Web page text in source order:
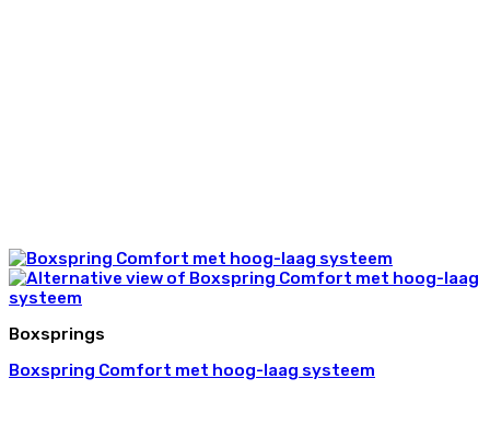
Boxsprings
Boxspring Comfort met hoog-laag systeem